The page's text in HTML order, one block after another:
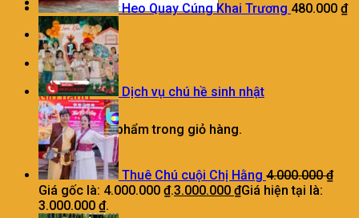
0
Giỏ hàng
Chưa có sản phẩm trong giỏ hàng.
Heo Quay Cúng Khai Trương 480.000 ₫
Dịch vụ chú hề sinh nhật
Thuê Chú cuội Chị Hằng 4.000.000₫
Giá gốc là: 4.000.000 ₫.3.000.000 ₫Giá hiện tại là:
3.000.000 ₫.